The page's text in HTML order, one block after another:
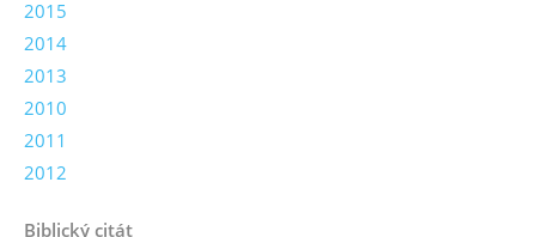
2015
2014
2013
2010
2011
2012
Biblický citát